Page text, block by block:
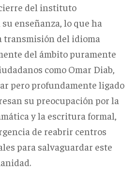
del instituto
enseñanza, lo que ha
transmisión del idioma
del ámbito puramente
como Omar Diab,
pero profundamente ligado
su preocupación por la
y la escritura formal,
de reabrir centros
para salvaguardar este